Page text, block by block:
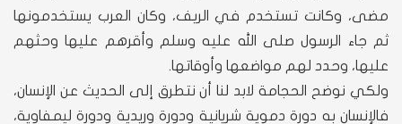
مضى، وكانت تستخدم في الريف، وكان العرب يستخدمونها
ثم جاء الرسول صلى الله عليه وسلم وأقرهم عليها وحثهم
عليها، وحدد لهم مواضعها وأوقاتها.
ولكي نوضح الحجامة لابد لنا أن نتطرق إلى الحديث عن الإنسان،
فالإنسان به دورة دموية شريانية ودورة وريدية ودورة ليمفاوية،